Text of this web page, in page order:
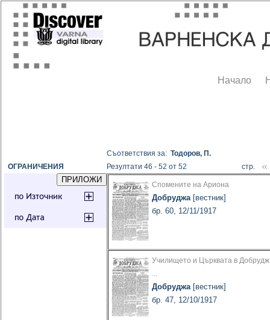
Начало
ОГРАНИЧЕНИЯ
Съответствия за:Тодоров, П.
Резултати 46 - 52 от 52
стр.
Спомените на Ариона
Добруджа[вестник]
бр. 60, 12/11/1917
Училището и Църквата в Добрудж
...
Добруджа[вестник]
бр. 47, 12/10/1917